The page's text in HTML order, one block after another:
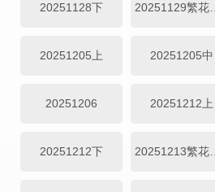
20251128下 20251129繁花日记
20251205上 20251205中
20251206 20251212上
20251212下 20251213繁花日记